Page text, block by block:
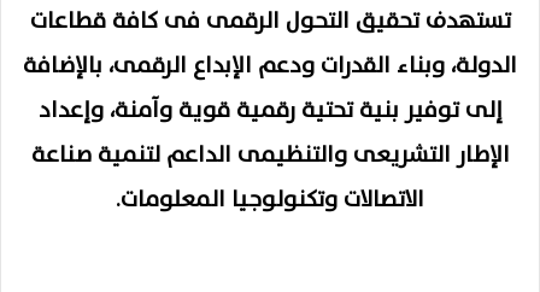
تستهدف تحقيق التحول الرقمى فى كافة قطاعات
الدولة، وبناء القدرات ودعم الإبداع الرقمى، بالإضافة
إلى توفير بنية تحتية رقمية قوية وآمنة، وإعداد
الإطار التشريعى والتنظيمى الداعم لتنمية صناعة
الاتصالات وتكنولوجيا المعلومات.